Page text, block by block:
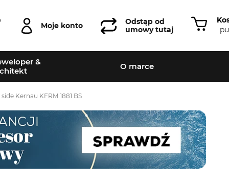
Moje konto
Odstąp od
umowy tutaj
&
O marce
Kernau KFRM 1881 BS